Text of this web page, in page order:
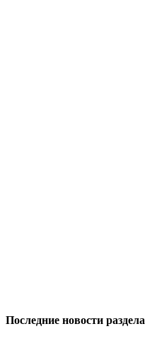
Последние новости раздела